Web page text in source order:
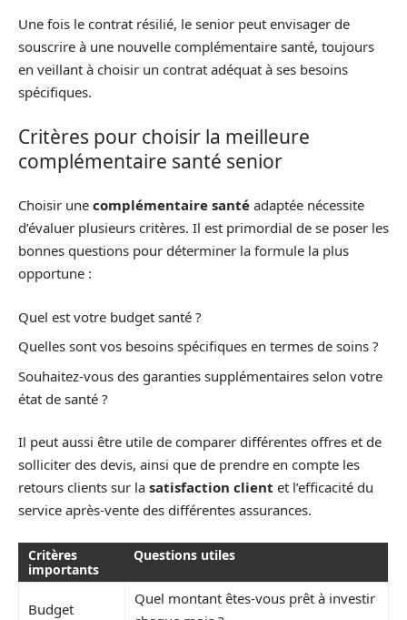
Une fois le contrat résilié, le senior peut envisager de
souscrire à une nouvelle complémentaire santé, toujours
en veillant à choisir un contrat adéquat à ses besoins
spécifiques.
Critères pour choisir la meilleure
complémentaire santé senior
Choisir une complémentaire santé adaptée nécessite
d’évaluer plusieurs critères. Il est primordial de se poser les
bonnes questions pour déterminer la formule la plus
opportune :
Quel est votre budget santé ?
Quelles sont vos besoins spécifiques en termes de soins ?
Souhaitez-vous des garanties supplémentaires selon votre
état de santé ?
Il peut aussi être utile de comparer différentes offres et de
solliciter des devis, ainsi que de prendre en compte les
retours clients sur la satisfaction client et l’efficacité du
service après-vente des différentes assurances.
Critères
importants
Questions utiles
Budget
Quel montant êtes-vous prêt à investir